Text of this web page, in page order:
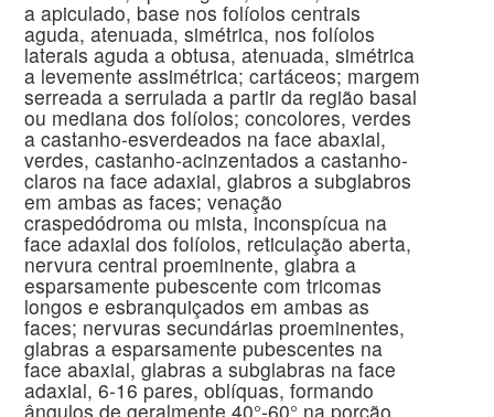
a apiculado, base nos folíolos centrais
aguda, atenuada, simétrica, nos folíolos
laterais aguda a obtusa, atenuada, simétrica
a levemente assimétrica; cartáceos; margem
serreada a serrulada a partir da região basal
ou mediana dos folíolos; concolores, verdes
a castanho-esverdeados na face abaxial,
verdes, castanho-acinzentados a castanho-
claros na face adaxial, glabros a subglabros
em ambas as faces; venação
craspedódroma ou mista, inconspícua na
face adaxial dos folíolos, reticulação aberta,
nervura central proeminente, glabra a
esparsamente pubescente com tricomas
longos e esbranquiçados em ambas as
faces; nervuras secundárias proeminentes,
glabras a esparsamente pubescentes na
face abaxial, glabras a subglabras na face
adaxial, 6-16 pares, oblíquas, formando
ângulos de geralmente 40°-60° na porção